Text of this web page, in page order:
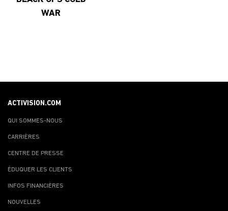
WAR
ACTIVISION.COM
QUI SOMMES-NOUS
CARRIÈRES
CENTRE DE PRESSE
ÉDUQUER LES CLIENTS
INFOS FINANCIÈRES
NOUVELLES